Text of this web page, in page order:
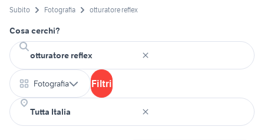
Subito Fotografia otturatore reflex
Cosa cerchi?
Fotografia Filtri